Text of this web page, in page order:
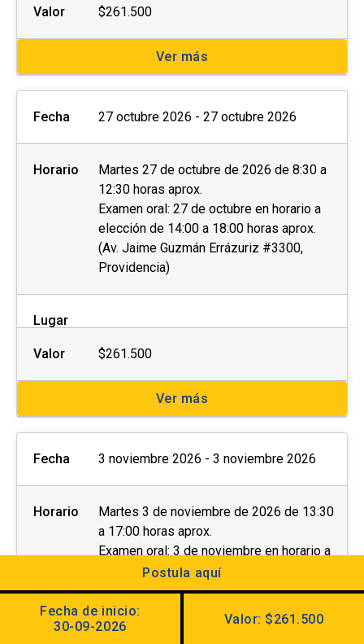
Postula aquí
Fecha de inicio:
30-09-2026
Valor: $261.500
Valor $261.500
Ver más
Fecha 27 octubre 2026 - 27 octubre 2026
Horario
Martes 27 de octubre de 2026 de 8:30 a
12:30 horas aprox.
Examen oral: 27 de octubre en horario a
elección de 14:00 a 18:00 horas aprox.
(Av. Jaime Guzmán Errázuriz #3300,
Providencia)
Lugar
Valor $261.500
Ver más
Fecha 3 noviembre 2026 - 3 noviembre 2026
Horario
Martes 3 de noviembre de 2026 de 13:30
a 17:00 horas aprox.
Examen oral: 3 de noviembre en horario a
elección de 9:00 a 12:40 horas aprox. (Av.
Jaime Guzmán Errázuriz #3300,
Providencia)